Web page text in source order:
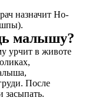
назначит Но-
шпы).
малышу?
урчит в животе
После
засыпать.